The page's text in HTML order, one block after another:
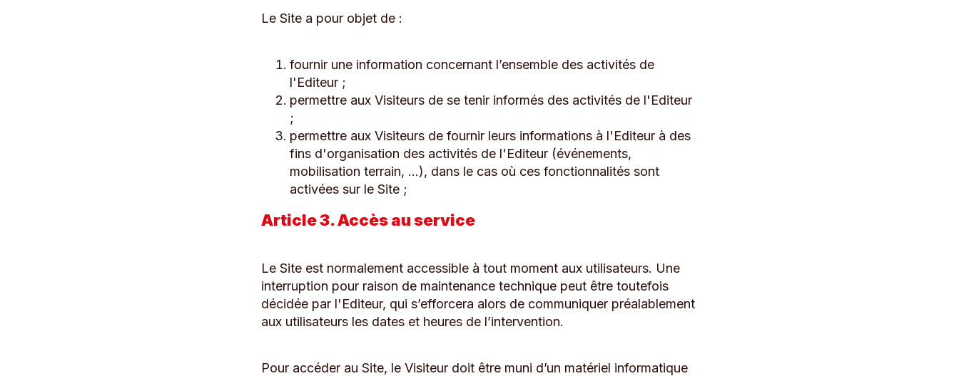
Le Site a pour objet de :
fournir une information concernant l’ensemble des activités de
l'Editeur ;
permettre aux Visiteurs de se tenir informés des activités de l'Editeur
;
permettre aux Visiteurs de fournir leurs informations à l'Editeur à des
fins d'organisation des activités de l'Editeur (événements,
mobilisation terrain, ...), dans le cas où ces fonctionnalités sont
activées sur le Site ;
Article 3. Accès au service
Le Site est normalement accessible à tout moment aux utilisateurs. Une
interruption pour raison de maintenance technique peut être toutefois
décidée par l'Editeur, qui s’efforcera alors de communiquer préalablement
aux utilisateurs les dates et heures de l’intervention.
Pour accéder au Site, le Visiteur doit être muni d’un matériel informatique